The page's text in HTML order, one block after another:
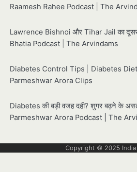
Raamesh Rahee Podcast | The
Lawrence Bishnoi और Tihar Jail का
Bhatia Podcast | The Arvindams
Diabetes Control Tips | Diabetes
Parmeshwar Arora Clips
Diabetes की बड़ी वजह दही? शुगर बढ़ने के
Parmeshwar Arora Podcast | The
Copyright © 2025